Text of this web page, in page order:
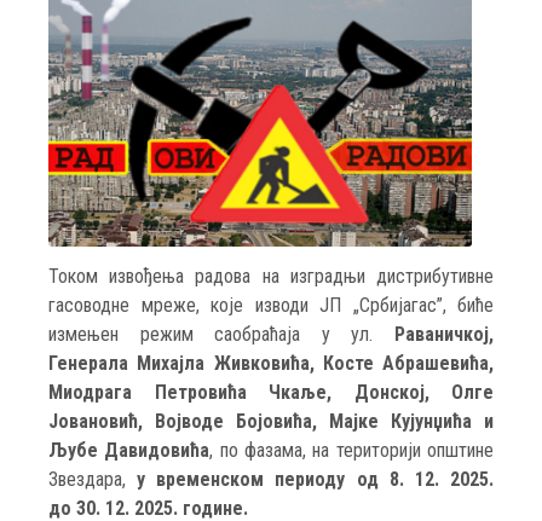
Током извођења радова на изградњи дистрибутивне
гасоводне мреже, које изводи ЈП „Србијагас”, биће
измењен режим саобраћаја у ул. Раваничкој,
Генерала Михајла Живковића, Косте Абрашевића,
Миодрага Петровића Чкаље, Донској, Олге
Јовановић, Војводе Бојовића, Мајке Кујунџића и
Љубе Давидовића, по фазама, на територији општине
Звездара,у временском периоду од 8. 12. 2025.
до 30. 12. 2025. године.